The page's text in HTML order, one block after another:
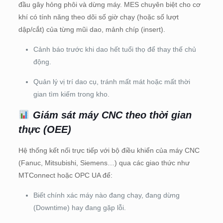
đầu gây hỏng phôi và dừng máy. MES chuyên biệt cho cơ
khí có tính năng theo dõi số giờ chạy (hoặc số lượt
dập/cắt) của từng mũi dao, mảnh chíp (insert).
Cảnh báo trước khi dao hết tuổi thọ để thay thế chủ
động.
Quản lý vị trí dao cụ, tránh mất mát hoặc mất thời
gian tìm kiếm trong kho.
Giám sát máy CNC theo thời gian
thực (OEE)
Hệ thống kết nối trực tiếp với bộ điều khiển của máy CNC
(Fanuc, Mitsubishi, Siemens…) qua các giao thức như
MTConnect hoặc OPC UA để:
Biết chính xác máy nào đang chạy, đang dừng
(Downtime) hay đang gặp lỗi.